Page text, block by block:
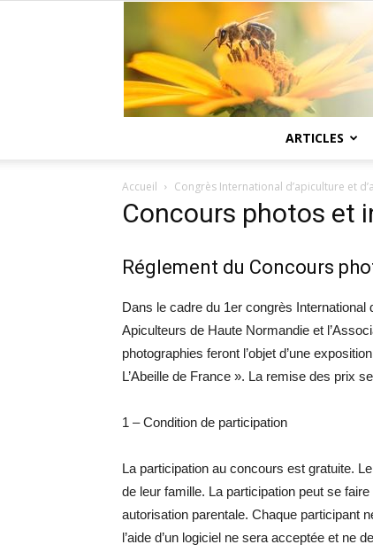
ARTICLES
Accueil Congrès International d’apiculture et
Concours photos et
Réglement du Concours
Dans le cadre du 1er congrès International
Apiculteurs de Haute Normandie et
photographies feront l’objet d’une
L’Abeille de France ». La remise des prix
1 – Condition de participation
La participation au concours est gratuite.
de leur famille. La participation peut se
autorisation parentale. Chaque participant
l’aide d’un logiciel ne sera acceptée et ne